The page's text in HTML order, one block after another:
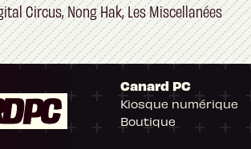
Circus, Nong Hak, Les Miscellanées
Canard PC
Kiosque numérique
Boutique